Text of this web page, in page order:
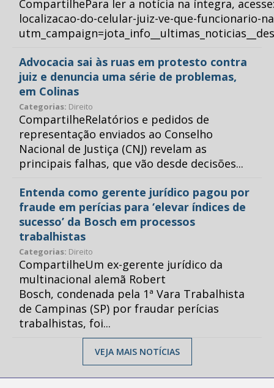
CompartilhePara ler a notícia na íntegra,
localizacao-do-celular-juiz-ve-que-funcionario-
Advocacia sai às ruas em protesto contra
juiz e denuncia uma série de problemas,
em Colinas
Categorias: Direito
CompartilheRelatórios e pedidos de
representação enviados ao Conselho
Nacional de Justiça (CNJ) revelam as
principais falhas, que vão desde decisões...
Entenda como gerente jurídico pagou por
fraude em perícias para ‘elevar índices de
sucesso’ da Bosch em processos
trabalhistas
Categorias: Direito
CompartilheUm ex-gerente jurídico da
multinacional alemã Robert
Bosch, condenada pela 1ª Vara Trabalhista
de Campinas (SP) por fraudar perícias
trabalhistas, foi...
VEJA MAIS NOTÍCIAS